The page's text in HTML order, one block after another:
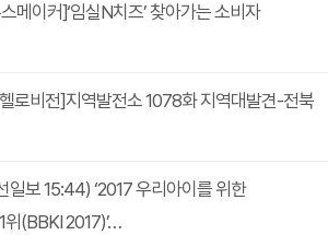
메이커]‘임실N치즈’ 찾아가는 소비자
로비전]지역발전소 1078화 지역대발견-전북
일보 15:44) ‘2017 우리아이를 위한
위(BBKI 2017)’…